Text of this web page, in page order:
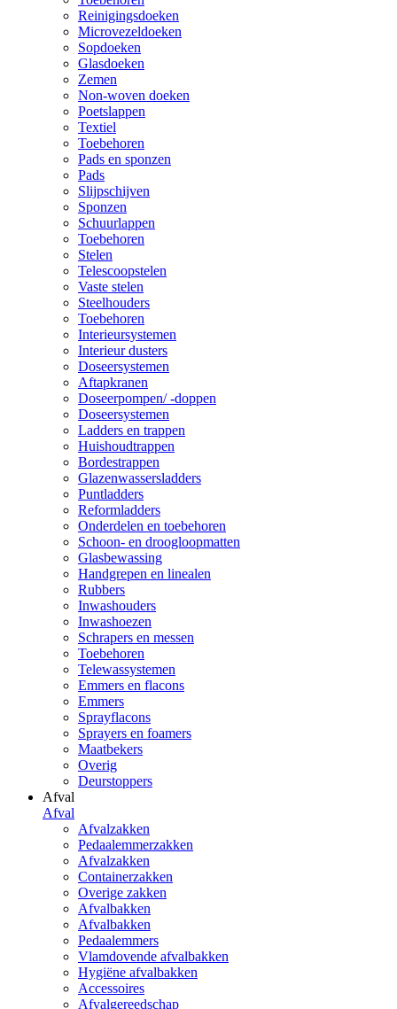
Reinigingsdoeken
Microvezeldoeken
Sopdoeken
Glasdoeken
Zemen
Non-woven doeken
Poetslappen
Textiel
Toebehoren
Pads en sponzen
Pads
Slijpschijven
Sponzen
Schuurlappen
Toebehoren
Stelen
Telescoopstelen
Vaste stelen
Steelhouders
Toebehoren
Interieursystemen
Interieur dusters
Doseersystemen
Aftapkranen
Doseerpompen/ -doppen
Doseersystemen
Ladders en trappen
Huishoudtrappen
Bordestrappen
Glazenwassersladders
Puntladders
Reformladders
Onderdelen en toebehoren
Schoon- en droogloopmatten
Glasbewassing
Handgrepen en linealen
Rubbers
Inwashouders
Inwashoezen
Schrapers en messen
Toebehoren
Telewassystemen
Emmers en flacons
Emmers
Sprayflacons
Sprayers en foamers
Maatbekers
Overig
Deurstoppers
Afval
Afval
Afvalzakken
Pedaalemmerzakken
Afvalzakken
Containerzakken
Overige zakken
Afvalbakken
Afvalbakken
Pedaalemmers
Vlamdovende afvalbakken
Hygiëne afvalbakken
Accessoires
Afvalgereedschap